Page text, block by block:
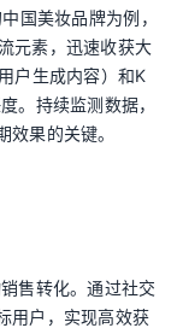
国美妆品牌为例，
元素，迅速收获大
户生成内容）和K
。持续监测数据，
果的关键。
售转化。通过社交
用户，实现高效获